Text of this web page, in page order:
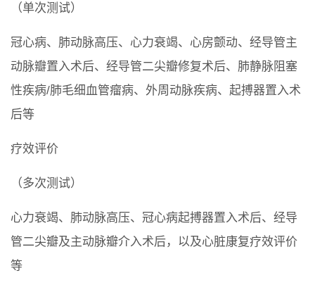
（单次测试）
冠心病、肺动脉高压、心力衰竭、心房颤动、经导管主
动脉瓣置入术后、经导管二尖瓣修复术后、肺静脉阻塞
性疾病/肺毛细血管瘤病、外周动脉疾病、起搏器置入术
后等
疗效评价
（多次测试）
心力衰竭、肺动脉高压、冠心病起搏器置入术后、经导
管二尖瓣及主动脉瓣介入术后，以及心脏康复疗效评价
等